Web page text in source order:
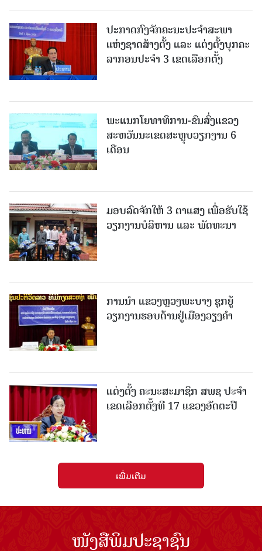
ປະກາດກົງຈັກຄະນະປະຈໍາສະພາ
ແຫ່ງຊາດສ້າງຕັ້ງ ແລະ ແຕ່ງຕັ້ງບຸກຄະ
ລາກອນປະຈໍາ 3 ເຂດເລືອກຕັ້ງ
ພະແນກໂຍທາທິການ-ຂົນສົ່ງແຂວງ
ສະຫວັນນະເຂດສະຫຼຸບວຽກງານ 6
ເດືອນ
ມອບລົດຈັກໃຫ້ 3 ຕາແສງ ເພື່ອຮັບໃຊ້
ວຽກງານບໍລິຫານ ແລະ ພັດທະນາ
ການນຳ ແຂວງຫຼວງພະບາງ ຊຸກຍູ້
ວຽກງານຮອບດ້ານຢູ່ເມືອງວຽງຄໍາ
ແຕ່ງຕັ້ງ ຄະນະສະມາຊິກ ສພຊ ປະຈຳ
ເຂດເລືອກຕັ້ງທີ 17 ແຂວງອັດຕະປື
ເພີ່ມເຕີມ
ໜັງສືພິມປະຊາຊົນ